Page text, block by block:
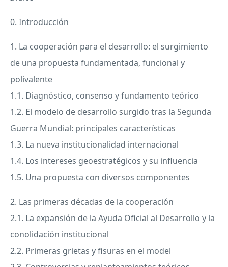
0. Introducción
1. La cooperación para el desarrollo: el surgimiento
de una propuesta fundamentada, funcional y
polivalente
1.1. Diagnóstico, consenso y fundamento teórico
1.2. El modelo de desarrollo surgido tras la Segunda
Guerra Mundial: principales características
1.3. La nueva institucionalidad internacional
1.4. Los intereses geoestratégicos y su influencia
1.5. Una propuesta con diversos componentes
2. Las primeras décadas de la cooperación
2.1. La expansión de la Ayuda Oficial al Desarrollo y la
conolidación institucional
2.2. Primeras grietas y fisuras en el model